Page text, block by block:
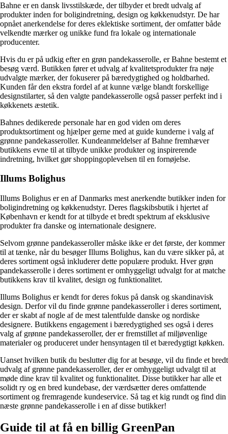
Bahne er en dansk livsstilskæde, der tilbyder et bredt udvalg af
produkter inden for boligindretning, design og køkkenudstyr. De har
opnået anerkendelse for deres eklektiske sortiment, der omfatter både
velkendte mærker og unikke fund fra lokale og internationale
producenter.
Hvis du er på udkig efter en grøn pandekasserolle, er Bahne bestemt et
besøg værd. Butikken fører et udvalg af kvalitetsprodukter fra nøje
udvalgte mærker, der fokuserer på bæredygtighed og holdbarhed.
Kunden får den ekstra fordel af at kunne vælge blandt forskellige
designstilarter, så den valgte pandekasserolle også passer perfekt ind i
køkkenets æstetik.
Bahnes dedikerede personale har en god viden om deres
produktsortiment og hjælper gerne med at guide kunderne i valg af
grønne pandekasseroller. Kundeanmeldelser af Bahne fremhæver
butikkens evne til at tilbyde unikke produkter og inspirerende
indretning, hvilket gør shoppingoplevelsen til en fornøjelse.
Illums Bolighus
Illums Bolighus er en af ​​Danmarks mest anerkendte butikker inden for
boligindretning og køkkenudstyr. Deres flagskibsbutik i hjertet af
København er kendt for at tilbyde et bredt spektrum af eksklusive
produkter fra danske og internationale designere.
Selvom grønne pandekasseroller måske ikke er det første, der kommer
til at tænke, når du besøger Illums Bolighus, kan du være sikker på, at
deres sortiment også inkluderer dette populære produkt. Hver grøn
pandekasserolle i deres sortiment er omhyggeligt udvalgt for at matche
butikkens krav til kvalitet, design og funktionalitet.
Illums Bolighus er kendt for deres fokus på dansk og skandinavisk
design. Derfor vil du finde grønne pandekasseroller i deres sortiment,
der er skabt af nogle af de mest talentfulde danske og nordiske
designere. Butikkens engagement i bæredygtighed ses også i deres
valg af grønne pandekasseroller, der er fremstillet af miljøvenlige
materialer og produceret under hensyntagen til et bæredygtigt køkken.
Uanset hvilken butik du beslutter dig for at besøge, vil du finde et bredt
udvalg af grønne pandekasseroller, der er omhyggeligt udvalgt til at
møde dine krav til kvalitet og funktionalitet. Disse butikker har alle et
solidt ry og en bred kundebase, der værdsætter deres omfattende
sortiment og fremragende kundeservice. Så tag et kig rundt og find din
næste grønne pandekasserolle i en af ​​disse butikker!
Guide til at få en billig GreenPan